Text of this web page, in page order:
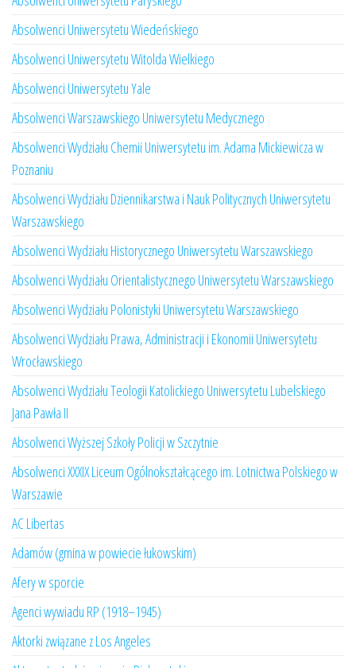
Absolwenci Uniwersytetu Wiedeńskiego
Absolwenci Uniwersytetu Witolda Wielkiego
Absolwenci Uniwersytetu Yale
Absolwenci Warszawskiego Uniwersytetu Medycznego
Absolwenci Wydziału Chemii Uniwersytetu im. Adama Mickiewicza w
Poznaniu
Absolwenci Wydziału Dziennikarstwa i Nauk Politycznych Uniwersytetu
Warszawskiego
Absolwenci Wydziału Historycznego Uniwersytetu Warszawskiego
Absolwenci Wydziału Orientalistycznego Uniwersytetu Warszawskiego
Absolwenci Wydziału Polonistyki Uniwersytetu Warszawskiego
Absolwenci Wydziału Prawa, Administracji i Ekonomii Uniwersytetu
Wrocławskiego
Absolwenci Wydziału Teologii Katolickiego Uniwersytetu Lubelskiego
Jana Pawła II
Absolwenci Wyższej Szkoły Policji w Szczytnie
Absolwenci XXXIX Liceum Ogólnokształcącego im. Lotnictwa Polskiego w
Warszawie
AC Libertas
Adamów (gmina w powiecie łukowskim)
Afery w sporcie
Agenci wywiadu RP (1918–1945)
Aktorki związane z Los Angeles